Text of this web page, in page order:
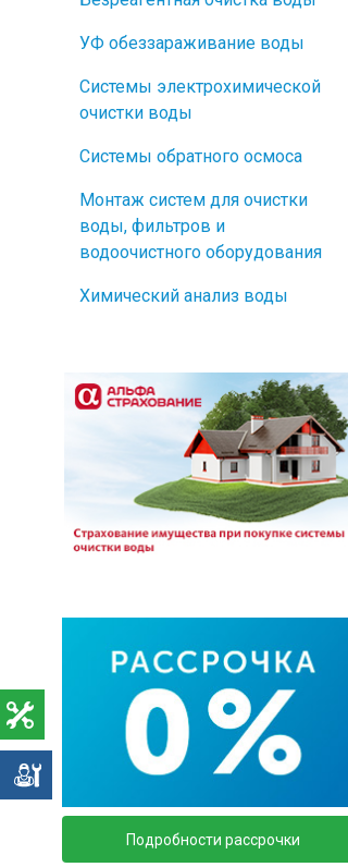
УФ обеззараживание воды
Системы электрохимической
очистки воды
Системы обратного осмоса
Монтаж систем для очистки
воды, фильтров и
водоочистного оборудования
Химический анализ воды
Подробности рассрочки